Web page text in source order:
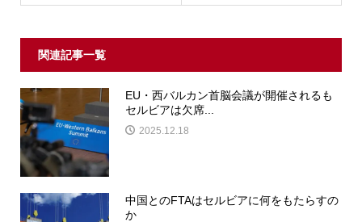
関連記事一覧
EU・西バルカン首脳会議が開催されるも
セルビアは欠席...
2025.12.18
中国とのFTAはセルビアに何をもたらすの
か